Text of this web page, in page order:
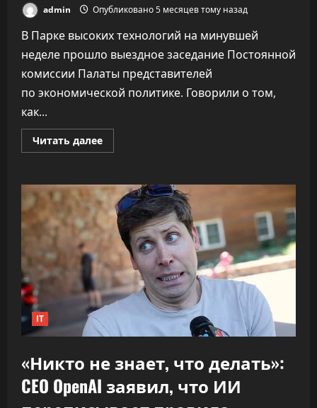
admin Опубликовано 5 месяцев тому назад
В Парке высоких технологий на минувшей
неделе прошло выездное заседание Постоянной
комиссии Палаты представителей
по экономической политике. Говорили о том,
как...
Читать далееПрочитать
больше
что
вклад
компаний-
резидентов
в
экономику
«подошёл
30%»
IT
«Никто не знает, что делать»:
CEO OpenAI заявил, что ИИ